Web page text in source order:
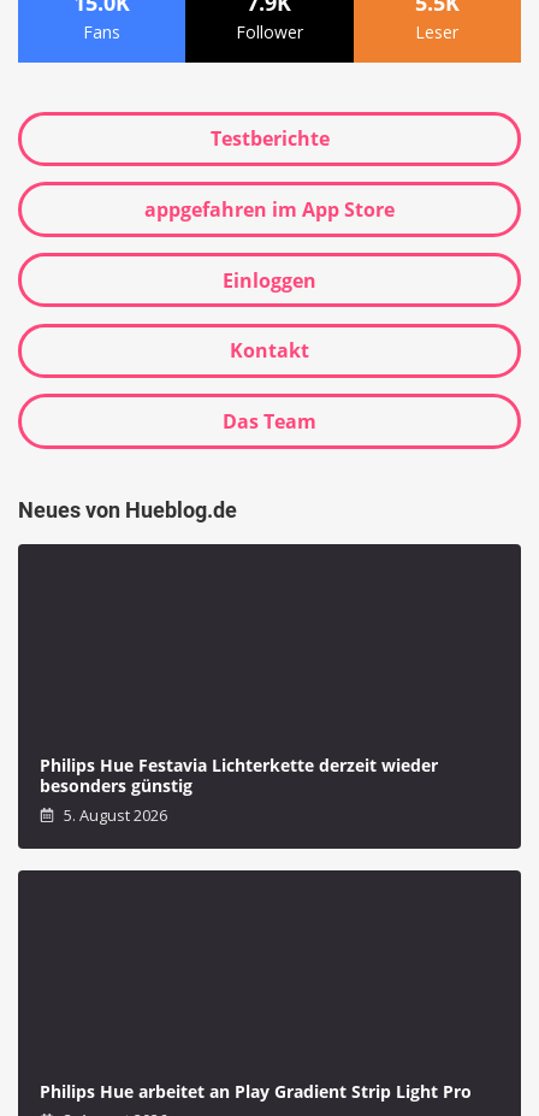
Fans Follower Leser
Testberichte
appgefahren im App Store
Einloggen
Kontakt
Das Team
Neues von Hueblog.de
Philips Hue Festavia Lichterkette derzeit wieder
besonders günstig
5. August 2026
Philips Hue arbeitet an Play Gradient Strip Light Pro